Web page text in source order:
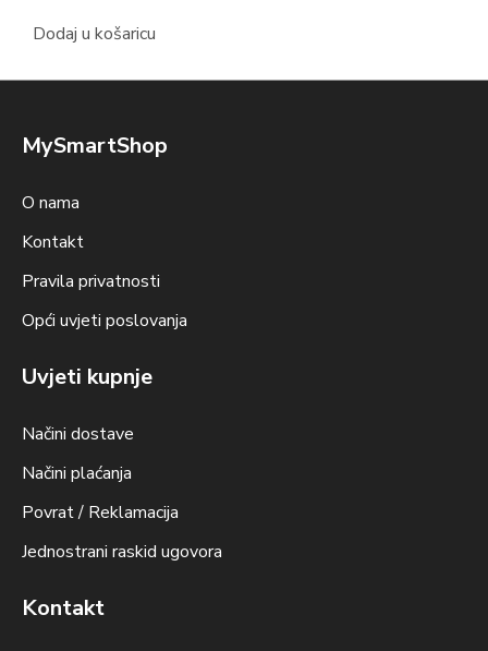
Dodaj u košaricu
MySmartShop
O nama
Kontakt
Pravila privatnosti
Opći uvjeti poslovanja
Uvjeti kupnje
Načini dostave
Načini plaćanja
Povrat / Reklamacija
Jednostrani raskid ugovora
Kontakt